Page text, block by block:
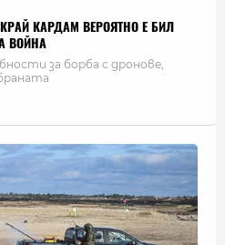
КАРДАМ ВЕРОЯТНО Е БИЛ
ВОЙНА
за борба с дронове,